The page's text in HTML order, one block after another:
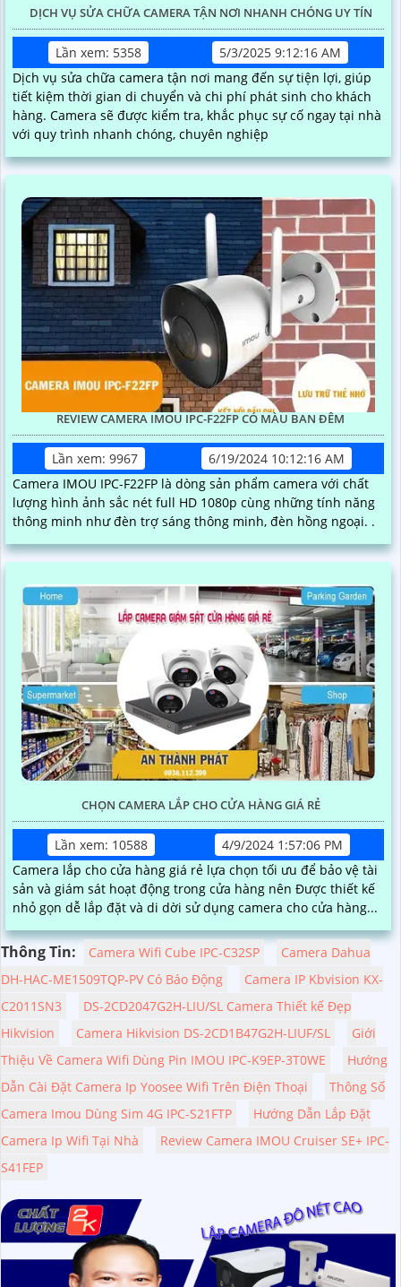
DỊCH VỤ SỬA CHỮA CAMERA TẬN NƠI NHANH CHÓNG UY TÍN
Lần xem: 5358
5/3/2025 9:12:16 AM
Dịch vụ sửa chữa camera tận nơi mang đến sự tiện lợi, giúp
tiết kiệm thời gian di chuyển và chi phí phát sinh cho khách
hàng. Camera sẽ được kiểm tra, khắc phục sự cố ngay tại nhà
với quy trình nhanh chóng, chuyên nghiệp
REVIEW CAMERA IMOU IPC-F22FP CÓ MÀU BAN ĐÊM
Lần xem: 9967
6/19/2024 10:12:16 AM
Camera IMOU IPC-F22FP là dòng sản phẩm camera với chất
lượng hình ảnh sắc nét full HD 1080p cùng những tính năng
thông minh như đèn trợ sáng thông minh, đèn hồng ngoại. .
CHỌN CAMERA LẮP CHO CỬA HÀNG GIÁ RẺ
Lần xem: 10588
4/9/2024 1:57:06 PM
Camera lắp cho cửa hàng giá rẻ lựa chọn tối ưu để bảo vệ tài
sản và giám sát hoạt động trong cửa hàng nên Được thiết kế
nhỏ gọn dễ lắp đặt và di dời sử dụng camera cho cửa hàng...
Thông Tin: Camera Wifi Cube IPC-C32SP
Camera Dahua
DH-HAC-ME1509TQP-PV Có Báo Động
Camera IP Kbvision KX-
C2011SN3
DS-2CD2047G2H-LIU/SL Camera Thiết kế Đẹp
Hikvision
Camera Hikvision DS-2CD1B47G2H-LIUF/SL
Giới
Thiệu Về Camera Wifi Dùng Pin IMOU IPC-K9EP-3T0WE
Hướng
Dẫn Cài Đặt Camera Ip Yoosee Wifi Trên Điện Thoại
Thông Số
Camera Imou Dùng Sim 4G IPC-S21FTP
Hướng Dẫn Lắp Đặt
Camera Ip Wifi Tại Nhà
Review Camera IMOU Cruiser SE+ IPC-
S41FEP